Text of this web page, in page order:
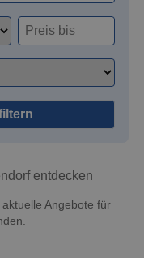
entdecken
Angebote für